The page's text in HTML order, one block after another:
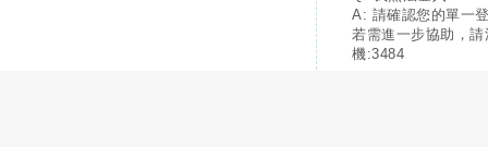
A: 請確認您的單一
若需進一步協助，
機:3484